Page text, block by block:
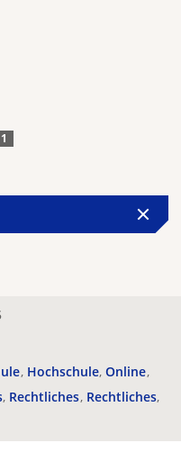
1
Hochschule Online
Rechtliches Rechtliches